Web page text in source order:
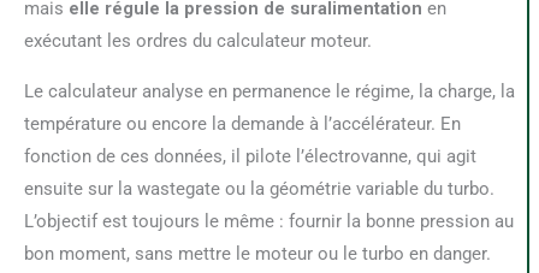
mais elle régule la pression de suralimentation en
exécutant les ordres du calculateur moteur.
Le calculateur analyse en permanence le régime, la charge, la
température ou encore la demande à l’accélérateur. En
fonction de ces données, il pilote l’électrovanne, qui agit
ensuite sur la wastegate ou la géométrie variable du turbo.
L’objectif est toujours le même : fournir la bonne pression au
bon moment, sans mettre le moteur ou le turbo en danger.